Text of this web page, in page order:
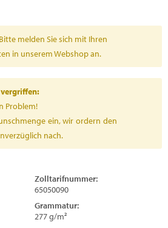
melden Sie sich mit Ihren
in unserem Webshop an.
Problem!
ein, wir ordern den
nach.
Zolltarifnummer:
65050090
Grammatur:
277 g/m²